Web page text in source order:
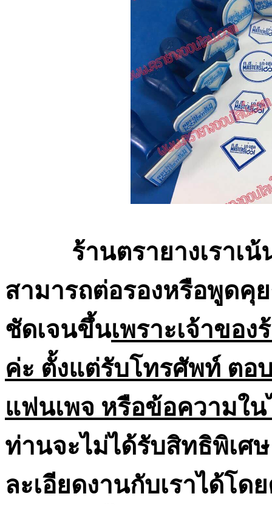
ร้านตรายางเราเน้น
สามารถต่อรองหรือพูดคุ
ชัดเจนขึ้นเพราะเจ้าขอ
ค่ะ ตั้งแต่รับโทรศัพท์ ต
แฟนเพจ หรือข้อความใ
ท่านจะไม่ได้รับสิทธิพิเศ
ละเอียดงานกับเราได้โ